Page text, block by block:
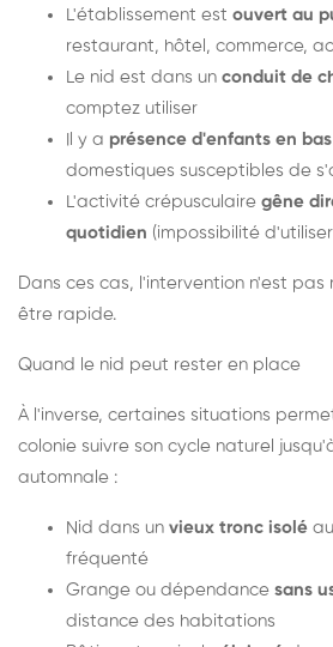
L'établissement est ouvert au
restaurant, hôtel, commerce,
Le nid est dans un conduit de
comptez utiliser
Il y a présence d'enfants en
domestiques susceptibles de
L'activité crépusculaire gêne
quotidien (impossibilité
Dans ces cas, l'intervention n'est
être rapide.
Quand le nid peut rester en place
À l'inverse, certaines situations
colonie suivre son cycle naturel
automnale :
Nid dans un vieux tronc isolé
fréquenté
Grange ou dépendance sans
distance des habitations